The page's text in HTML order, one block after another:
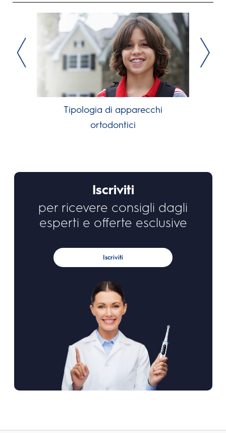
Tipologia di apparecchi
ortodontici
Iscriviti
per ricevere consigli dagli
esperti e offerte esclusive
Iscriviti